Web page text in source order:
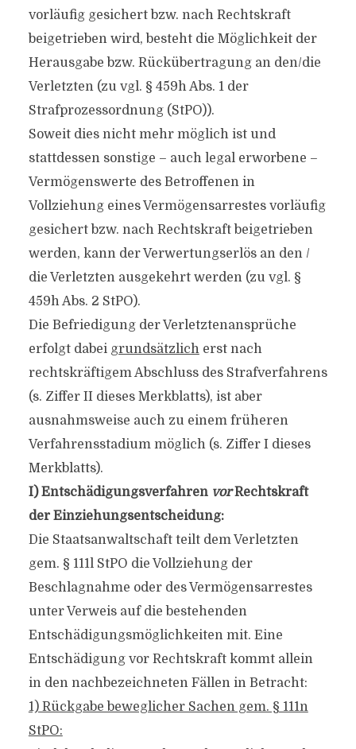
vorläufig gesichert bzw. nach Rechtskraft
beigetrieben wird, besteht die Möglichkeit der
Herausgabe bzw. Rückübertragung an den/die
Verletzten (zu vgl. § 459h Abs. 1 der
Strafprozessordnung (StPO)).
Soweit dies nicht mehr möglich ist und
stattdessen sonstige – auch legal erworbene –
Vermögenswerte des Betroffenen in
Vollziehung eines Vermögensarrestes vorläufig
gesichert bzw. nach Rechtskraft beigetrieben
werden, kann der Verwertungserlös an den /
die Verletzten ausgekehrt werden (zu vgl. §
459h Abs. 2 StPO).
Die Befriedigung der Verletztenansprüche
erfolgt dabei grundsätzlicherst nach
rechtskräftigem Abschluss des Strafverfahrens
(s. Ziffer II dieses Merkblatts), ist aber
ausnahmsweise auch zu einem früheren
Verfahrensstadium möglich (s. Ziffer I dieses
Merkblatts).
I) Entschädigungsverfahren vorRechtskraft
der Einziehungsentscheidung:
Die Staatsanwaltschaft teilt dem Verletzten
gem. § 111l StPO die Vollziehung der
Beschlagnahme oder des Vermögensarrestes
unter Verweis auf die bestehenden
Entschädigungsmöglichkeiten mit. Eine
Entschädigung vor Rechtskraft kommt allein
in den nachbezeichneten Fällen in Betracht:
1) Rückgabe beweglicher Sachen gem. § 111n
StPO: